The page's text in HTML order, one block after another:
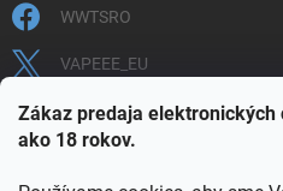
Zákaz predaja
ako 18 rokov.
WWTSRO
VAPEEE_EU
VAPEEE.EU